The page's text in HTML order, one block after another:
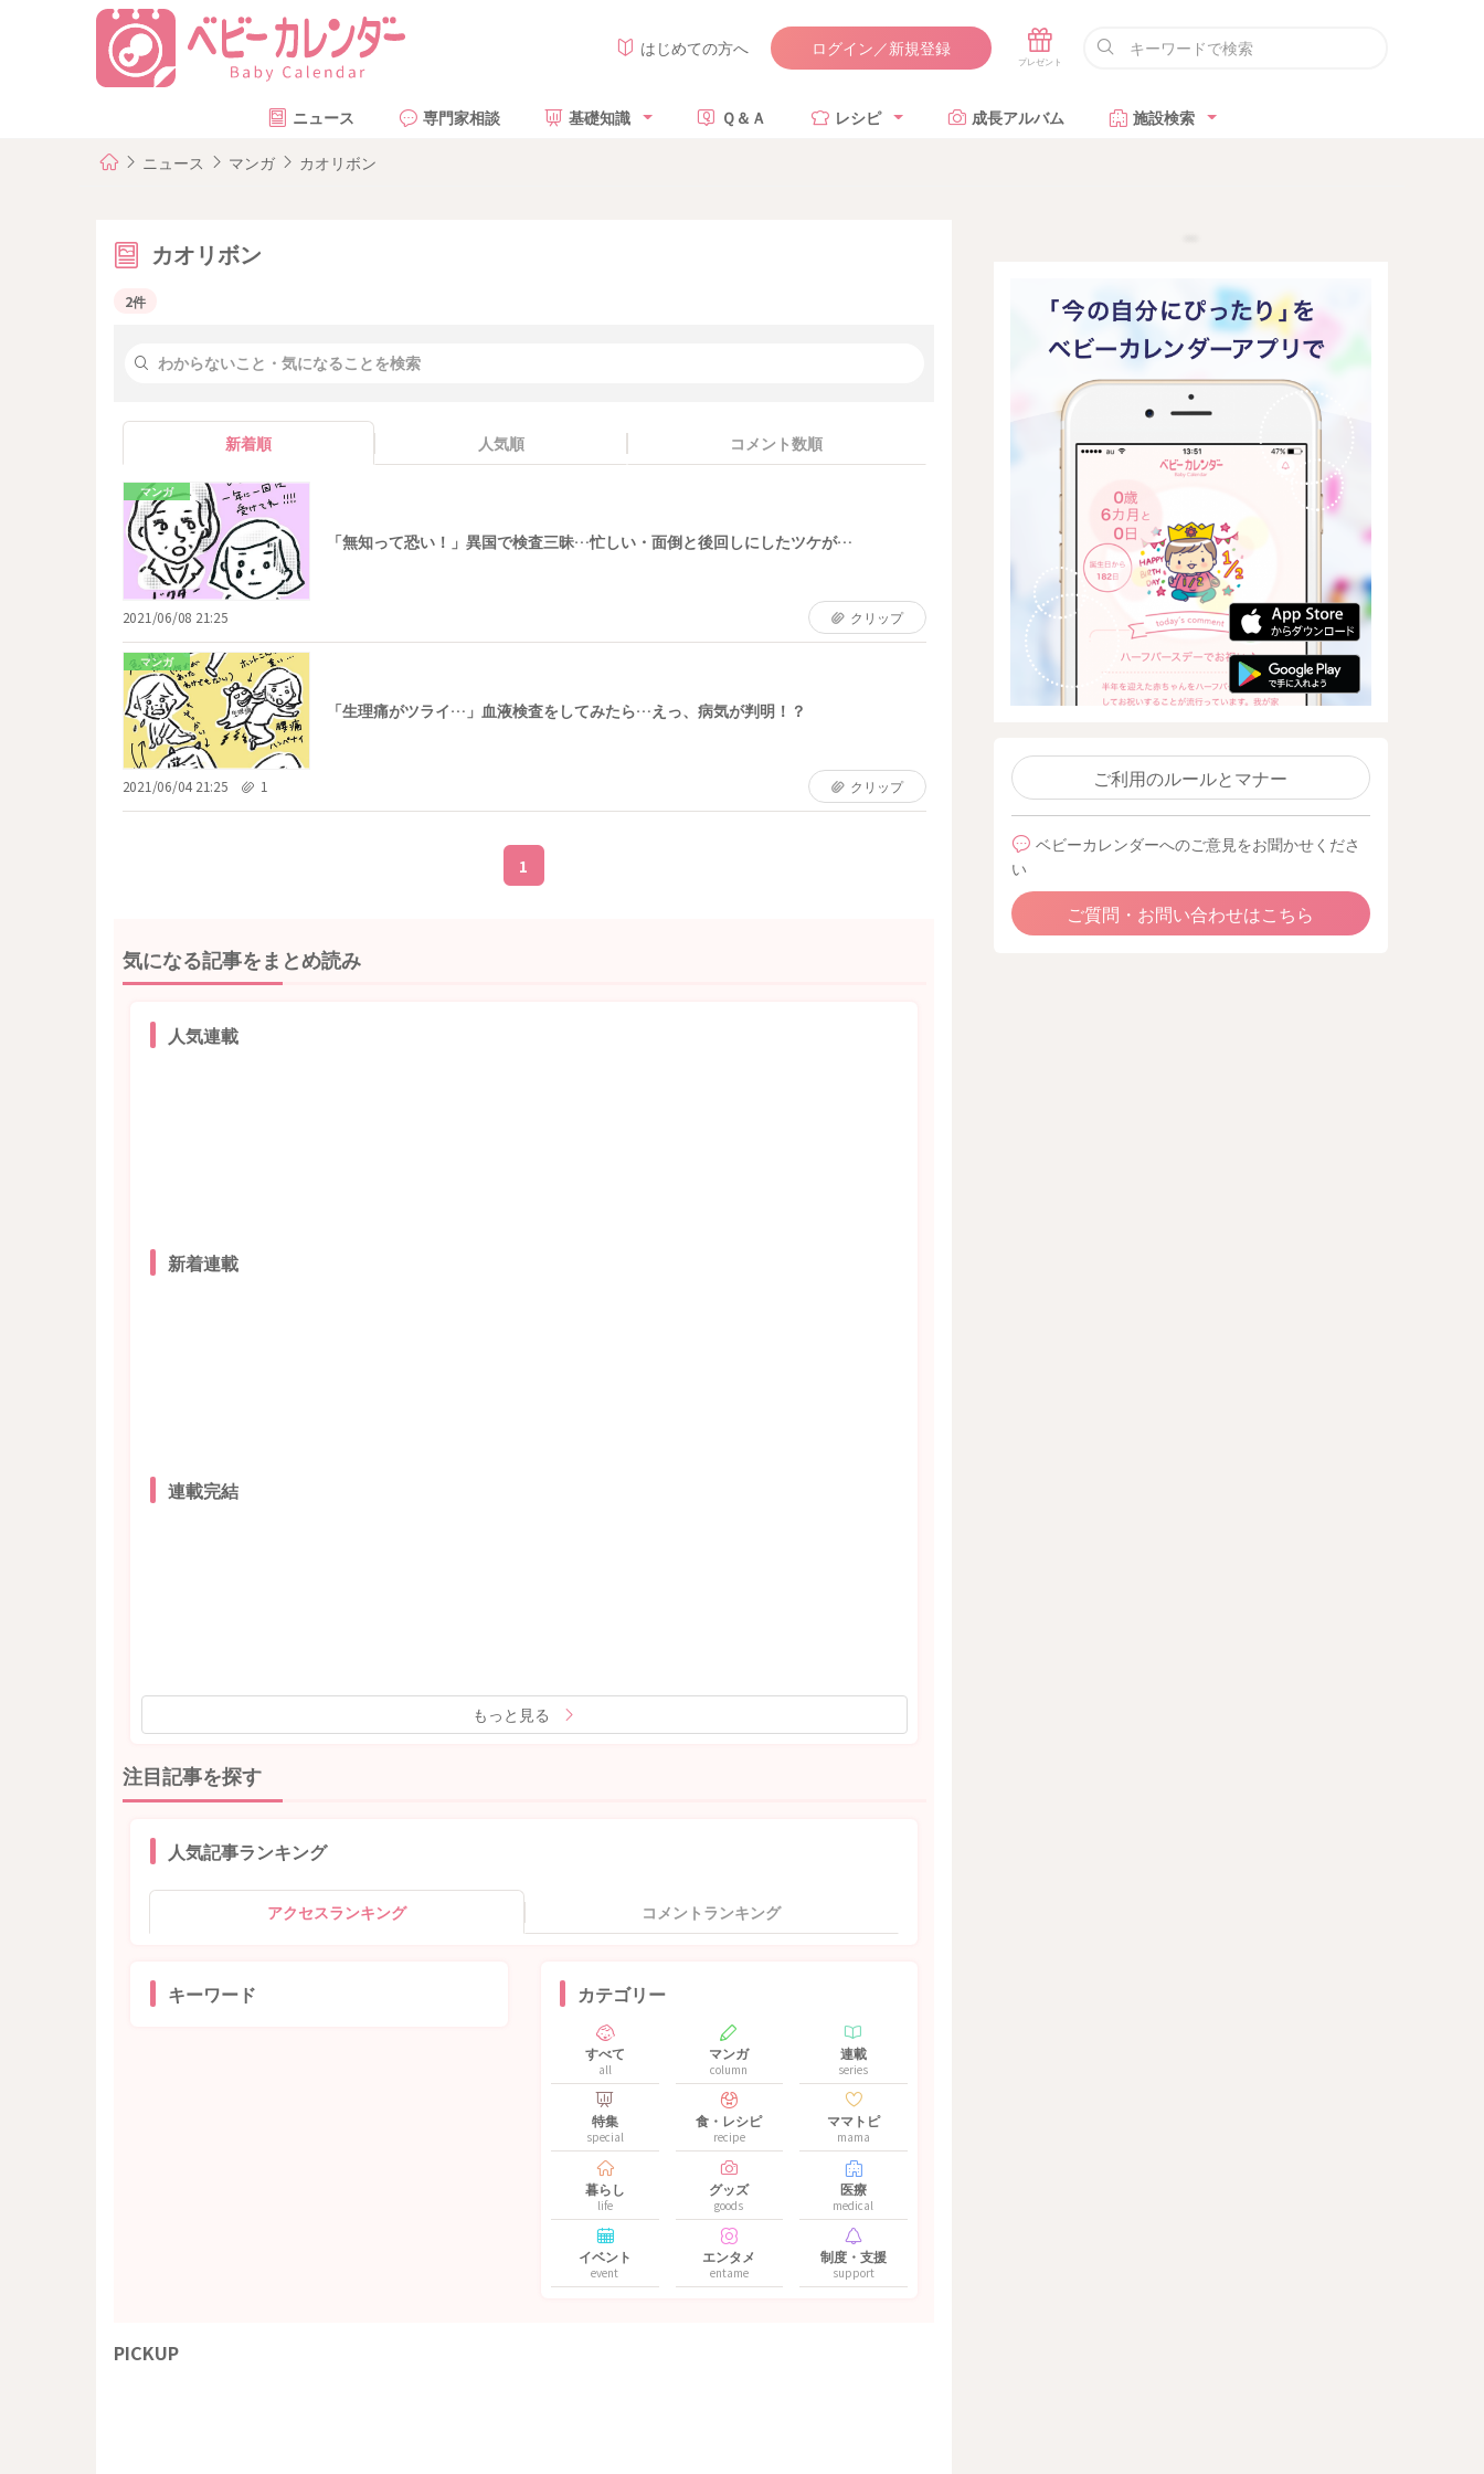
はじめての方へ ログイン／新規登録
ニュース 専門家相談 基礎知識 Ｑ＆Ａ レシピ 成長アルバム 施設検索
ニュース マンガ カオリボン
カオリボン
2件
新着順 人気順 コメント数順
マンガ
「無知って恐い！」異国で検査三昧…忙しい・面倒と後回しにしたツケが…
2021/06/08 21:25 クリップ
マンガ
「生理痛がツライ…」血液検査をしてみたら…えっ、病気が判明！？
2021/06/04 21:25 1 クリップ
1
気になる記事をまとめ読み
人気連載
新着連載
連載完結
もっと見る
注目記事を探す
人気記事ランキング
アクセスランキング コメントランキング
キーワード カテゴリー
すべて
all
マンガ
column
連載
series
特集
special
食・レシピ
recipe
ママトピ
mama
暮らし
life
グッズ
goods
医療
medical
イベント
event
エンタメ
entame
制度・支援
support
PICKUP
ご利用のルールとマナー
ベビーカレンダーへのご意見をお聞かせくださ
い
ご質問・お問い合わせはこちら